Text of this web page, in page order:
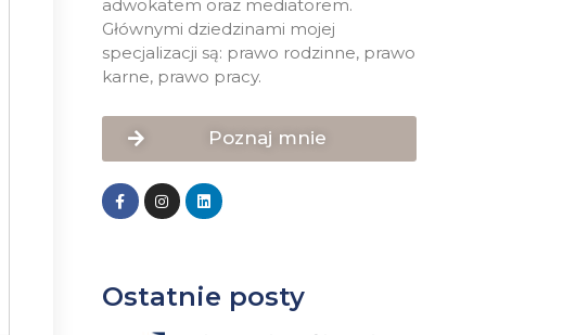
adwokatem oraz mediatorem.
Głównymi dziedzinami mojej
specjalizacji są: prawo rodzinne, prawo
karne, prawo pracy.
Poznaj mnie
Ostatnie posty